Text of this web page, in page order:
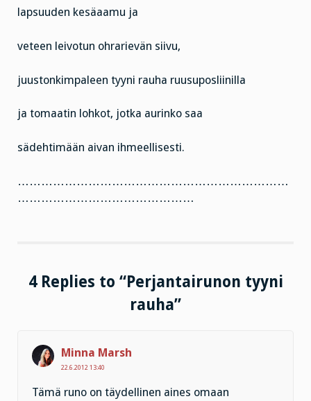
lapsuuden kesäaamu ja
veteen leivotun ohrarievän siivu,
juustonkimpaleen tyyni rauha ruusuposliinilla
ja tomaatin lohkot, jotka aurinko saa
sädehtimään aivan ihmeellisesti.
……………………………………………………………
………………………………………
4 Replies to “Perjantairunon tyyni
rauha”
Minna Marsh
22.6.2012 13:40
Tämä runo on täydellinen aines omaan